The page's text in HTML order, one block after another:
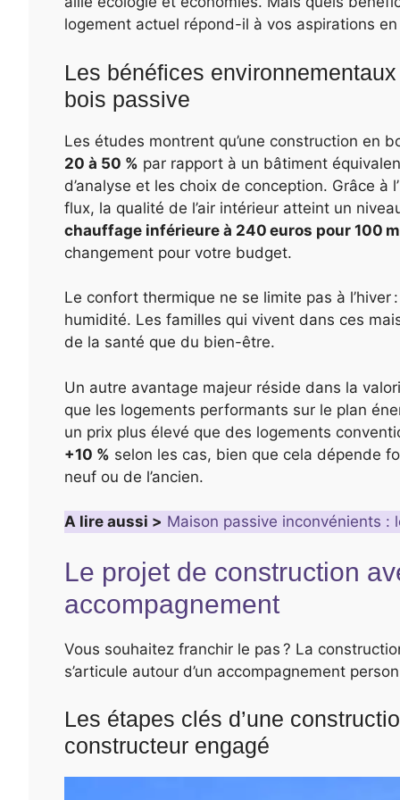
logement actuel répond-il à vos aspirations
Les bénéfices
bois passive
Les études montrent qu’une construction en
20 à 50 % par rapport à un bâtiment
d’analyse et les choix de conception. Grâce
flux, la qualité de l’air intérieur atteint un
chauffage inférieure à 240 euros pour 100
changement pour votre budget.
Le confort thermique ne se limite pas à l’hiver
humidité. Les familles qui vivent dans ces
de la santé que du bien-être.
Un autre avantage majeur réside dans la
que les logements performants sur le plan
un prix plus élevé que des logements
+10 % selon les cas, bien que cela dépende
neuf ou de l’ancien.
A lire aussi > Maison passive inconvénients :
Le projet de construction
accompagnement
Vous souhaitez franchir le pas ? La
s’articule autour d’un accompagnement
Les étapes clés d’une
constructeur engagé